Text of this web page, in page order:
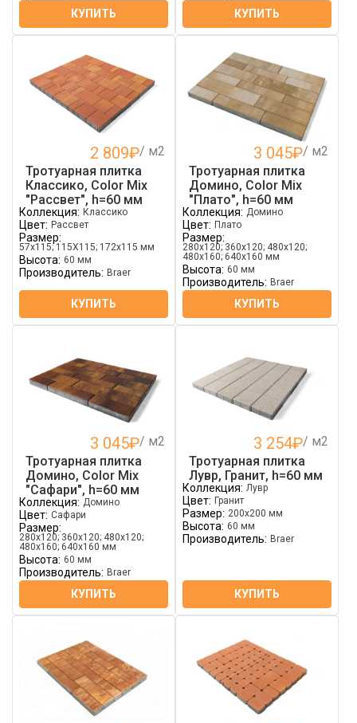
КУПИТЬ КУПИТЬ
2 809₽/ м2
Тротуарная плитка
Классико, Color Mix
"Рассвет", h=60 мм
Коллекция: Классико
Цвет: Рассвет
Размер:
57х115; 115Х115; 172х115 мм
Высота: 60 мм
Производитель: Braer
КУПИТЬ
3 045₽/ м2
Тротуарная плитка
Домино, Color Mix
"Плато", h=60 мм
Коллекция: Домино
Цвет: Плато
Размер:
280х120; 360х120; 480х120;
480х160; 640х160 мм
Высота: 60 мм
Производитель: Braer
КУПИТЬ
3 045₽/ м2
Тротуарная плитка
Домино, Color Mix
"Сафари", h=60 мм
Коллекция: Домино
Цвет: Сафари
Размер:
280х120; 360х120; 480х120;
480х160; 640х160 мм
Высота: 60 мм
Производитель: Braer
КУПИТЬ
3 254₽/ м2
Тротуарная плитка
Лувр, Гранит, h=60 мм
Коллекция: Лувр
Цвет: Гранит
Размер: 200х200 мм
Высота: 60 мм
Производитель: Braer
КУПИТЬ